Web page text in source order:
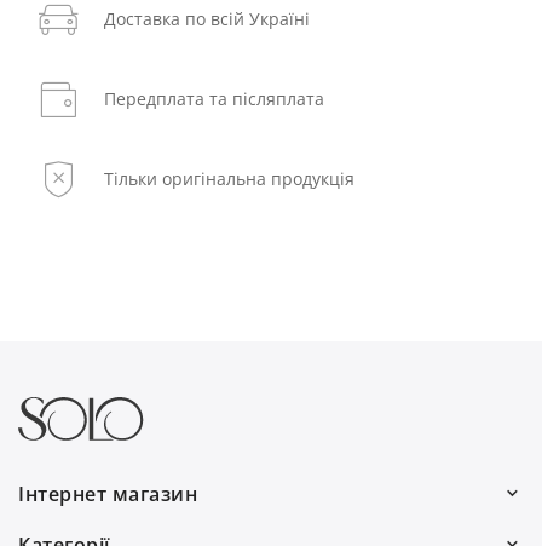
Доставка по всій Україні
Передплата та післяплата
Тільки оригінальна продукція
Інтернет магазин